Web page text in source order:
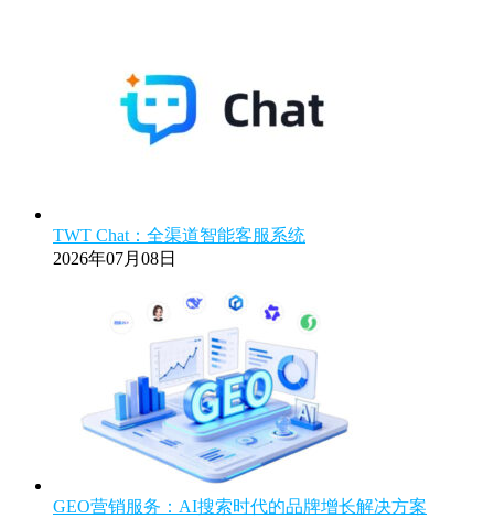
TWT Chat：全渠道智能客服系统
2026年07月08日
GEO营销服务：AI搜索时代的品牌增长解决方案